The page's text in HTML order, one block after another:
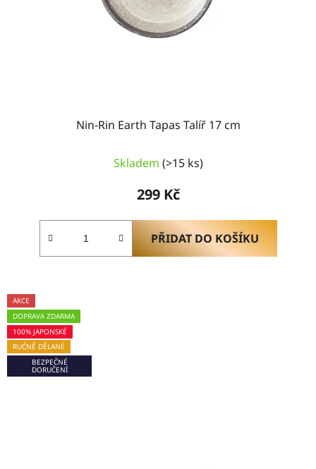
Nin-Rin Earth Tapas Talíř 17 cm
Skladem (>15 ks)
299 Kč
PŘIDAT DO KOŠÍKU
AKCE
DOPRAVA ZDARMA
100% JAPONSKÉ
RUČNĚ DĚLANÉ
BEZPEČNÉ
DORUČENÍ